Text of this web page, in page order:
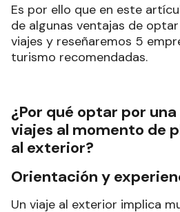
Es por ello que en este
de algunas ventajas de
viajes y reseñaremos 5
turismo recomendadas.
¿Por qué optar por
viajes al momento de
al exterior?
Orientación y
Un viaje al exterior implica